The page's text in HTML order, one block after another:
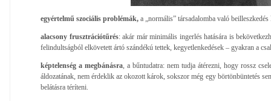
egyértelmű szociális problémák, a „normális” társadalomba való beilleszkedés
alacsony frusztrációtűrés: akár már minimális ingerlés hatására is
felindultságból elkövetett ártó szándékú tettek, kegyetlenkedések – gyakran a
képtelenség a megbánásra , a bűntudatra: nem tudja átérezni, hogy rossz
áldozatának, nem érdeklik az okozott károk, sokszor még egy börtönbüntetés
belátásra téríteni.